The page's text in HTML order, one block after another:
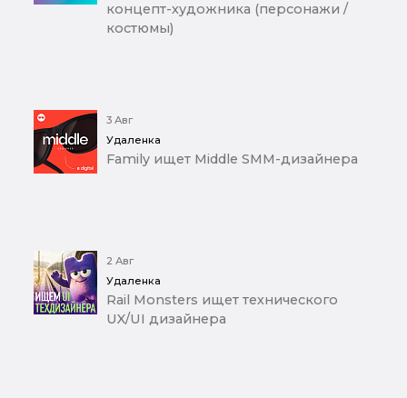
концепт-художника (персонажи /
костюмы)
3 Авг
Удаленка
Family ищет Middle SMM-дизайнера
2 Авг
Удаленка
Rail Monsters ищет технического
UX/UI дизайнера